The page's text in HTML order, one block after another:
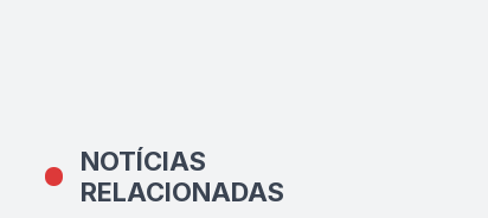
NOTÍCIAS
RELACIONADAS